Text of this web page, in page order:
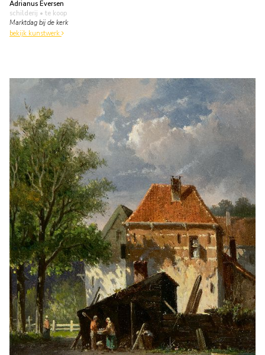
Adrianus Eversen
schilderij • te koop
Marktdag bij de kerk
bekijk kunstwerk